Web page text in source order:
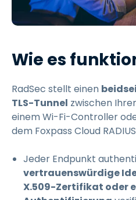
Wie es
RadSec stellt einen
TLS-Tunnel zwischen
einem Wi-Fi-Controller
dem Foxpass Cloud
Jeder Endpunkt
vertrauenswürdige
X.509-Zertifikat oder